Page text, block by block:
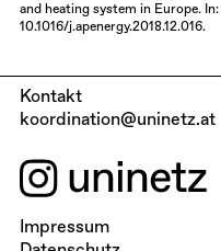
and heating system in Europe. In:
10.1016/j.apenergy.2018.12.016.
Kontakt
koordination@uninetz.at
Impressum